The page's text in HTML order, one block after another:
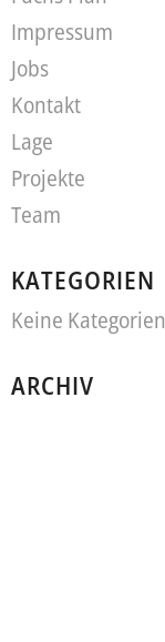
Impressum
Jobs
Kontakt
Lage
Projekte
Team
KATEGORIEN
Keine Kategorien
ARCHIV